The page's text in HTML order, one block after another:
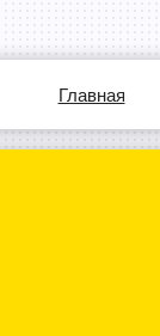
Главная